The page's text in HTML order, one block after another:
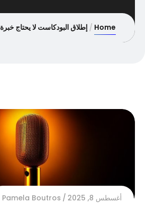
Home إطلاق البودكاست لا يحتاج خبرة
أغسطس 8, 2025 Pamela Boutros